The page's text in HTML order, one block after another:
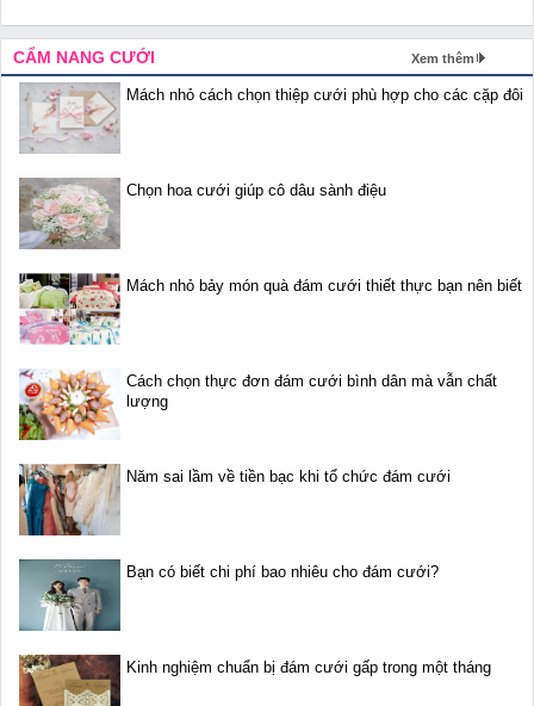
CẨM NANG CƯỚI Xem thêm
Mách nhỏ cách chọn thiệp cưới phù hợp cho các cặp đôi
Chọn hoa cưới giúp cô dâu sành điệu
Mách nhỏ bảy món quà đám cưới thiết thực bạn nên biết
Cách chọn thực đơn đám cưới bình dân mà vẫn chất
lượng
Năm sai lầm về tiền bạc khi tổ chức đám cưới
Bạn có biết chi phí bao nhiêu cho đám cưới?
Kinh nghiệm chuẩn bị đám cưới gấp trong một tháng